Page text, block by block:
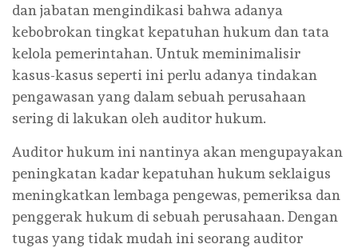
dan jabatan mengindikasi bahwa adanya
kebobrokan tingkat kepatuhan hukum dan tata
kelola pemerintahan. Untuk meminimalisir
kasus-kasus seperti ini perlu adanya tindakan
pengawasan yang dalam sebuah perusahaan
sering di lakukan oleh auditor hukum.
Auditor hukum ini nantinya akan mengupayakan
peningkatan kadar kepatuhan hukum seklaigus
meningkatkan lembaga pengewas, pemeriksa dan
penggerak hukum di sebuah perusahaan. Dengan
tugas yang tidak mudah ini seorang auditor